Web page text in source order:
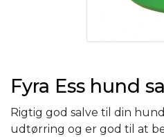
Fyra Ess hund
Rigtig god salve til din
udtørring og er god til at